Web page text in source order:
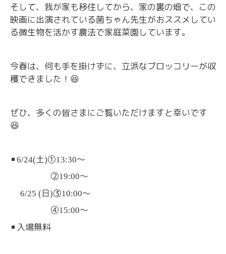
そして、我が家も移住してから、家の裏の畑で、この
映画に出演されている菌ちゃん先生がおススメしてい
る微生物を活かす農法で家庭菜園しています。
今春は、何も手を掛けずに、立派なブロッコリーが収
穫できました！ 😆
ぜひ、多くの皆さまにご覧いただけますと幸いです
😆
▪️6/24(土)①13:30〜
②19:00〜
6/25 (日)③10:00〜
④15:00〜
▪️ 入場無料